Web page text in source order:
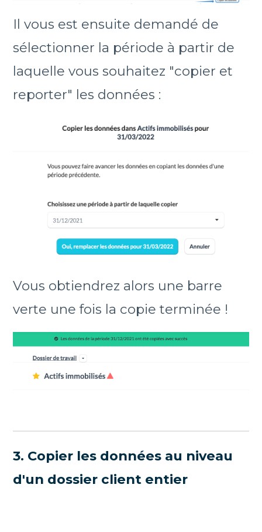
Il vous est ensuite demandé de
sélectionner la période à partir de
laquelle vous souhaitez "copier et
reporter" les données :
Vous obtiendrez alors une barre
verte une fois la copie terminée !
3. Copier les données au niveau
d'un dossier client entier